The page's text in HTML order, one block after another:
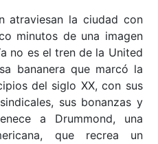
atraviesan la ciudad con
minutos de una imagen
no es el tren de la United
bananera que marcó la
del siglo XX, con sus
sus bonanzas y
a Drummond, una
que recrea un